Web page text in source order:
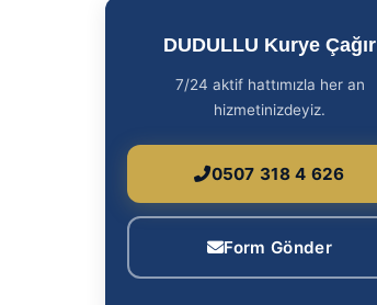
DUDULLU Kurye Çağır
7/24 aktif hattımızla her an
hizmetinizdeyiz.
0507 318 4 626
Form Gönder